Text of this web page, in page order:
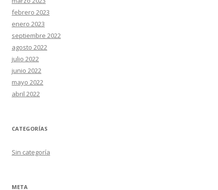
febrero 2023
enero 2023
septiembre 2022
agosto 2022
julio 2022
junio 2022
mayo 2022
abril 2022
CATEGORÍAS
Sin categoría
META